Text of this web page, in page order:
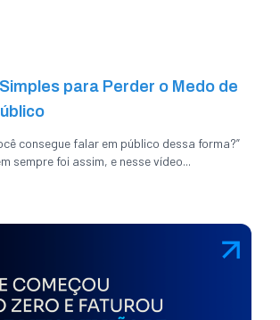
para Perder o Medo de
consegue falar em público dessa forma?”
sempre foi assim, e nesse vídeo...